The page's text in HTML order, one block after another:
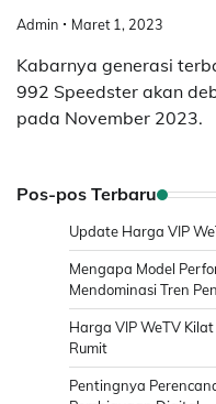
Admin Maret 1, 2023
Kabarnya generasi
992 Speedster akan
pada November 2023.
Pos-pos Terbaru
Update Harga VIP
Mengapa Model
Mendominasi Tren
Harga VIP WeTV
Rumit
Pentingnya